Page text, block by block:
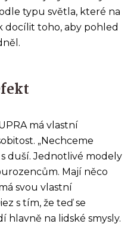
typu světla, které na
docílit toho, aby pohled
má vlastní
„Nechceme
duší. Jednotlivé modely
Mají něco
svou vlastní
s tím, že teď se
hlavně na lidské smysly.